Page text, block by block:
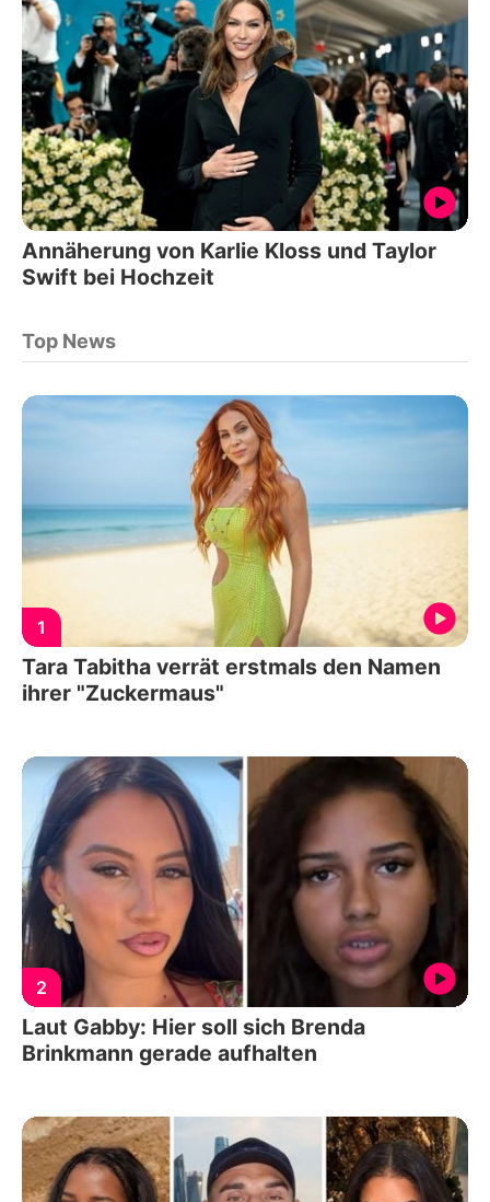
Annäherung von Karlie Kloss und Taylor
Swift bei Hochzeit
Top News
1
Tara Tabitha verrät erstmals den Namen
ihrer "Zuckermaus"
2
Laut Gabby: Hier soll sich Brenda
Brinkmann gerade aufhalten